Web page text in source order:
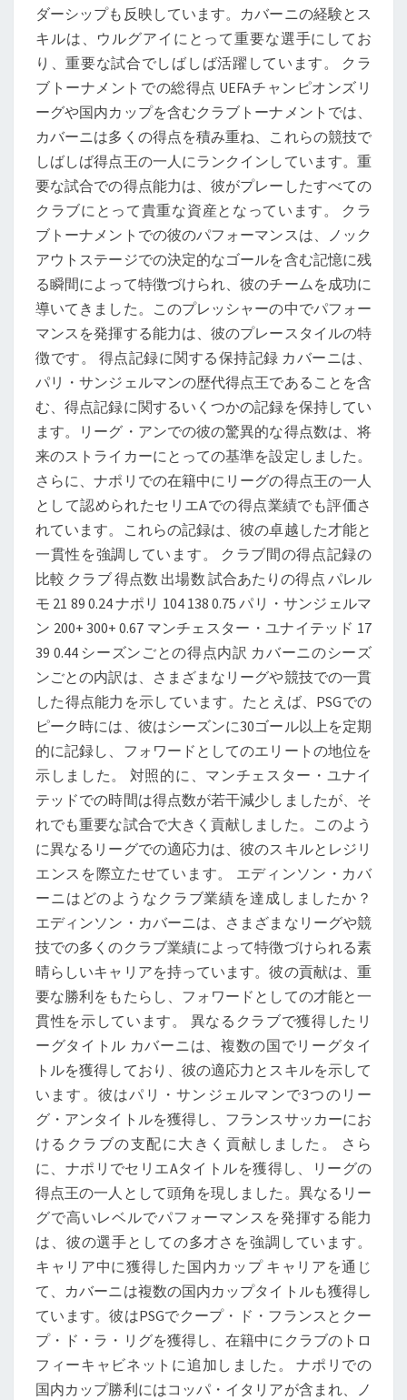
ダーシップも反映しています。カバーニの経験とス
キルは、ウルグアイにとって重要な選手にしてお
り、重要な試合でしばしば活躍しています。 クラ
ブトーナメントでの総得点 UEFAチャンピオンズリ
ーグや国内カップを含むクラブトーナメントでは、
カバーニは多くの得点を積み重ね、これらの競技で
しばしば得点王の一人にランクインしています。重
要な試合での得点能力は、彼がプレーしたすべての
クラブにとって貴重な資産となっています。 クラ
ブトーナメントでの彼のパフォーマンスは、ノック
アウトステージでの決定的なゴールを含む記憶に残
る瞬間によって特徴づけられ、彼のチームを成功に
導いてきました。このプレッシャーの中でパフォー
マンスを発揮する能力は、彼のプレースタイルの特
徴です。 得点記録に関する保持記録 カバーニは、
パリ・サンジェルマンの歴代得点王であることを含
む、得点記録に関するいくつかの記録を保持してい
ます。リーグ・アンでの彼の驚異的な得点数は、将
来のストライカーにとっての基準を設定しました。
さらに、ナポリでの在籍中にリーグの得点王の一人
として認められたセリエAでの得点業績でも評価さ
れています。これらの記録は、彼の卓越した才能と
一貫性を強調しています。 クラブ間の得点記録の
比較 クラブ 得点数 出場数 試合あたりの得点 パレル
モ 21 89 0.24 ナポリ 104 138 0.75 パリ・サンジェルマ
ン 200+ 300+ 0.67 マンチェスター・ユナイテッド 17
39 0.44 シーズンごとの得点内訳 カバーニのシーズ
ンごとの内訳は、さまざまなリーグや競技での一貫
した得点能力を示しています。たとえば、PSGでの
ピーク時には、彼はシーズンに30ゴール以上を定期
的に記録し、フォワードとしてのエリートの地位を
示しました。 対照的に、マンチェスター・ユナイ
テッドでの時間は得点数が若干減少しましたが、そ
れでも重要な試合で大きく貢献しました。このよう
に異なるリーグでの適応力は、彼のスキルとレジリ
エンスを際立たせています。 エディンソン・カバ
ーニはどのようなクラブ業績を達成しましたか？
エディンソン・カバーニは、さまざまなリーグや競
技での多くのクラブ業績によって特徴づけられる素
晴らしいキャリアを持っています。彼の貢献は、重
要な勝利をもたらし、フォワードとしての才能と一
貫性を示しています。 異なるクラブで獲得したリ
ーグタイトル カバーニは、複数の国でリーグタイ
トルを獲得しており、彼の適応力とスキルを示して
います。彼はパリ・サンジェルマンで3つのリー
グ・アンタイトルを獲得し、フランスサッカーにお
けるクラブの支配に大きく貢献しました。 さら
に、ナポリでセリエAタイトルを獲得し、リーグの
得点王の一人として頭角を現しました。異なるリー
グで高いレベルでパフォーマンスを発揮する能力
は、彼の選手としての多才さを強調しています。
キャリア中に獲得した国内カップ キャリアを通じ
て、カバーニは複数の国内カップタイトルも獲得し
ています。彼はPSGでクープ・ド・フランスとクー
プ・ド・ラ・リグを獲得し、在籍中にクラブのトロ
フィーキャビネットに追加しました。 ナポリでの
国内カップ勝利にはコッパ・イタリアが含まれ、ノ